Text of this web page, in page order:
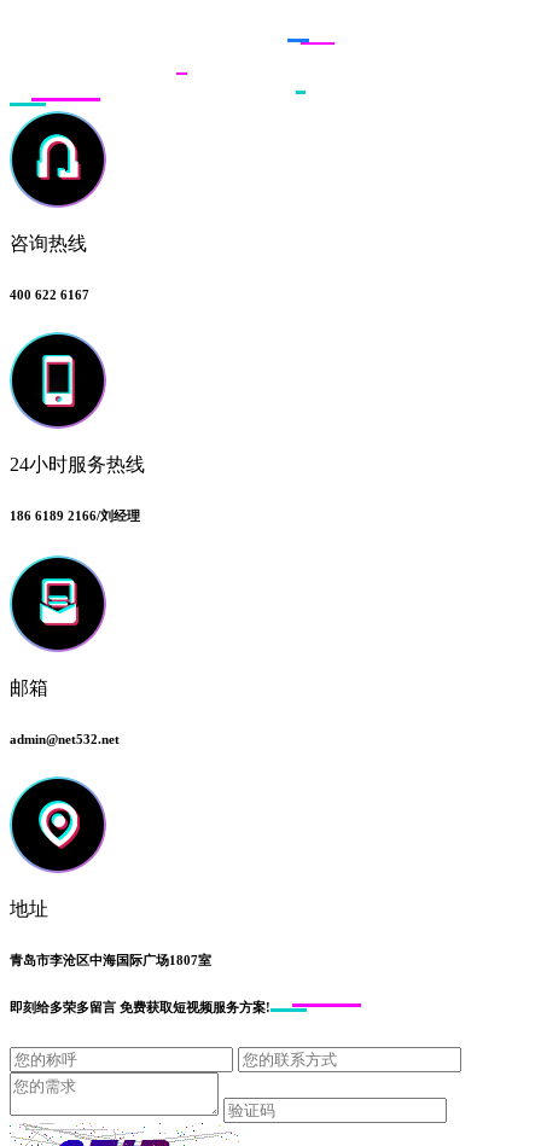
咨询热线
400 622 6167
24小时服务热线
186 6189 2166/刘经理
邮箱
admin@net532.net
地址
青岛市李沧区中海国际广场1807室
即刻给多荣多留言 免费获取短视频服务方案!